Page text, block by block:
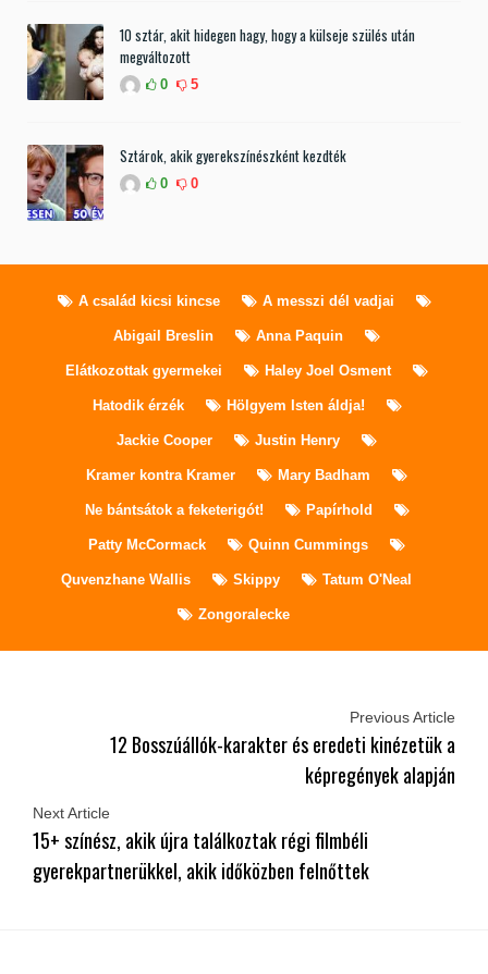
10 sztár, akit hidegen hagy, hogy a külseje szülés után
megváltozott
0 5
Sztárok, akik gyerekszínészként kezdték
0 0
A család kicsi kincse A messzi dél vadjai
Abigail Breslin Anna Paquin
Elátkozottak gyermekei Haley Joel Osment
Hatodik érzék Hölgyem Isten áldja!
Jackie Cooper Justin Henry
Kramer kontra Kramer Mary Badham
Ne bántsátok a feketerigót! Papírhold
Patty McCormack Quinn Cummings
Quvenzhane Wallis Skippy Tatum O'Neal
Zongoralecke
Previous Article
12 Bosszúállók-karakter és eredeti kinézetük a
képregények alapján
Next Article
15+ színész, akik újra találkoztak régi filmbéli
gyerekpartnerükkel, akik időközben felnőttek